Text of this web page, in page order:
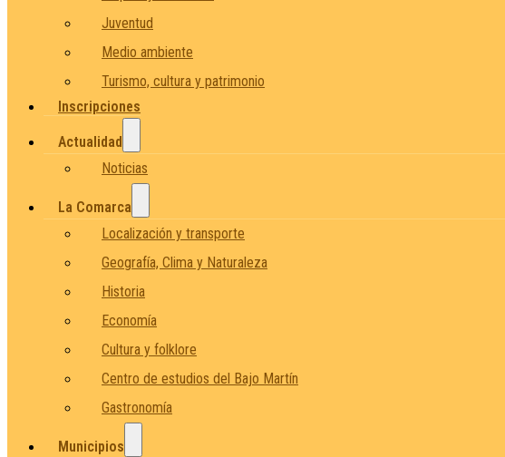
Juventud
Medio ambiente
Turismo, cultura y patrimonio
Inscripciones
Actualidad
Noticias
La Comarca
Localización y transporte
Geografía, Clima y Naturaleza
Historia
Economía
Cultura y folklore
Centro de estudios del Bajo Martín
Gastronomía
Municipios